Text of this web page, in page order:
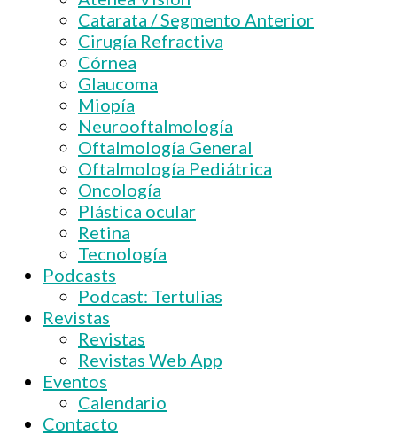
Catarata / Segmento Anterior
Cirugía Refractiva
Córnea
Glaucoma
Miopía
Neurooftalmología
Oftalmología General
Oftalmología Pediátrica
Oncología
Plástica ocular
Retina
Tecnología
Podcasts
Podcast: Tertulias
Revistas
Revistas
Revistas Web App
Eventos
Calendario
Contacto